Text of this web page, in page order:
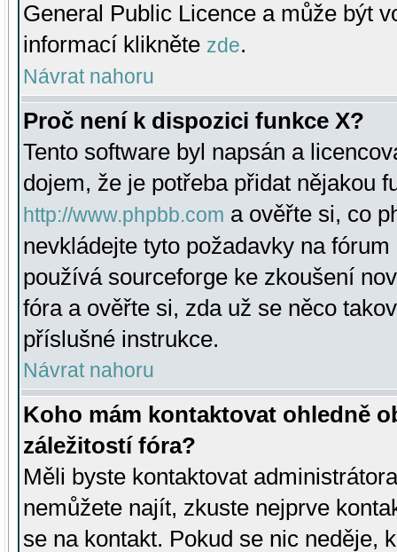
General Public Licence a může být
informací klikněte zde.
Návrat nahoru
Proč není k dispozici funkce X?
Tento software byl napsán a
dojem, že je potřeba přidat nějakou
http://www.phpbb.com a ověřte si, co
nevkládejte tyto požadavky na
používá sourceforge ke zkoušení
fóra a ověřte si, zda už se něco
příslušné instrukce.
Návrat nahoru
Koho mám kontaktovat ohledně
záležitostí fóra?
Měli byste kontaktovat
nemůžete najít, zkuste nejprve
se na kontakt. Pokud se nic neděje,